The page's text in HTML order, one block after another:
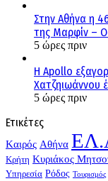
Στην Αθήνα η
της Μαρφίν –
5 ώρες πριν
Η Apollo
Χατζηιωάννου
5 ώρες πριν
Ετικέτες
Kαιρός Αθήνα
Κρήτη Κυριάκος
Υπηρεσία Ρόδος Τουρισμός